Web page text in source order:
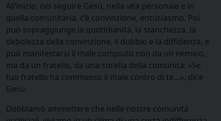
All’inizio, nel seguire Gesù, nella vita personale e in
quella comunitaria, c’è convinzione, entusiasmo. Poi
può sopraggiunge la quotidianità, la stanchezza, la
debolezza della convinzione, il dubbio e la diffidenza, e
può manifestarsi il male compiuto non da un nemico,
ma da un fratello, da una sorella della comunità: «Se
tuo fratello ha commesso il male contro di te…», dice
Gesù.
Dobbiamo ammettere che nelle nostre comunità